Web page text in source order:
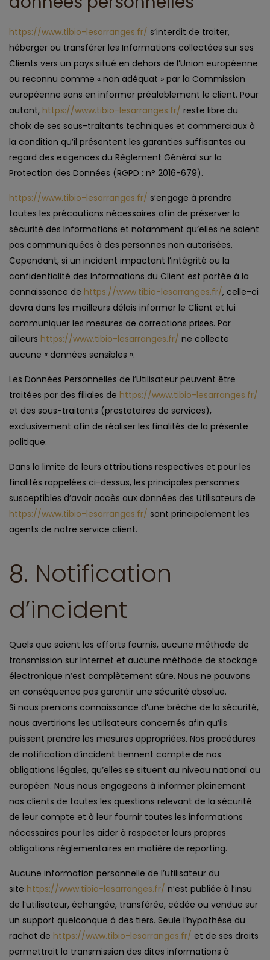
https://www.tibio-lesarranges.fr/ s’interdit de traiter,
héberger ou transférer les Informations collectées sur ses
Clients vers un pays situé en dehors de l’Union européenne
ou reconnu comme « non adéquat » par la Commission
européenne sans en informer préalablement le client. Pour
autant, https://www.tibio-lesarranges.fr/ reste libre du
choix de ses sous-traitants techniques et commerciaux à
la condition qu’il présentent les garanties suffisantes au
regard des exigences du Règlement Général sur la
Protection des Données (RGPD : n° 2016-679).
https://www.tibio-lesarranges.fr/ s’engage à prendre
toutes les précautions nécessaires afin de préserver la
sécurité des Informations et notamment qu’elles ne soient
pas communiquées à des personnes non autorisées.
Cependant, si un incident impactant l’intégrité ou la
confidentialité des Informations du Client est portée à la
connaissance de https://www.tibio-lesarranges.fr/, celle-ci
devra dans les meilleurs délais informer le Client et lui
communiquer les mesures de corrections prises. Par
ailleurs https://www.tibio-lesarranges.fr/ ne collecte
aucune « données sensibles ».
Les Données Personnelles de l’Utilisateur peuvent être
traitées par des filiales de https://www.tibio-lesarranges.fr/
et des sous-traitants (prestataires de services),
exclusivement afin de réaliser les finalités de la présente
politique.
Dans la limite de leurs attributions respectives et pour les
finalités rappelées ci-dessus, les principales personnes
susceptibles d’avoir accès aux données des Utilisateurs de
https://www.tibio-lesarranges.fr/ sont principalement les
agents de notre service client.
8. Notification
d’incident
Quels que soient les efforts fournis, aucune méthode de
transmission sur Internet et aucune méthode de stockage
électronique n’est complètement sûre. Nous ne pouvons
en conséquence pas garantir une sécurité absolue.
Si nous prenions connaissance d’une brèche de la sécurité,
nous avertirions les utilisateurs concernés afin qu’ils
puissent prendre les mesures appropriées. Nos procédures
de notification d’incident tiennent compte de nos
obligations légales, qu’elles se situent au niveau national ou
européen. Nous nous engageons à informer pleinement
nos clients de toutes les questions relevant de la sécurité
de leur compte et à leur fournir toutes les informations
nécessaires pour les aider à respecter leurs propres
obligations réglementaires en matière de reporting.
Aucune information personnelle de l’utilisateur du
site https://www.tibio-lesarranges.fr/ n’est publiée à l’insu
de l’utilisateur, échangée, transférée, cédée ou vendue sur
un support quelconque à des tiers. Seule l’hypothèse du
rachat de https://www.tibio-lesarranges.fr/ et de ses droits
permettrait la transmission des dites informations à